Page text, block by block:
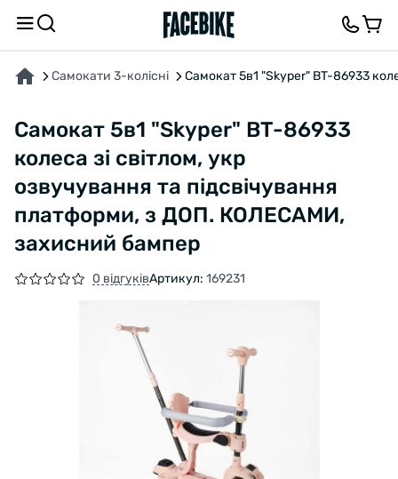
Самокати 3-колісні Самокат 5в1 "Skyper" BT-86933
Самокат 5в1 "Skyper" BT-86933
колеса зі світлом, укр
озвучування та підсвічування
платформи, з ДОП. КОЛЕСАМИ,
захисний бампер
0 відгуківАртикул: 169231
ПРО ТОВАР ХАРАКТЕРИСТИКИВІДГУКИ ТА ЗАПИТАННЯ